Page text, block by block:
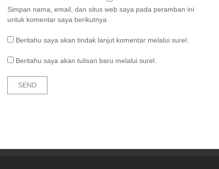
Simpan nama, email, dan situs web saya pada peramban ini
untuk komentar saya berikutnya.
Beritahu saya akan tindak lanjut komentar melalui surel.
Beritahu saya akan tulisan baru melalui surel.